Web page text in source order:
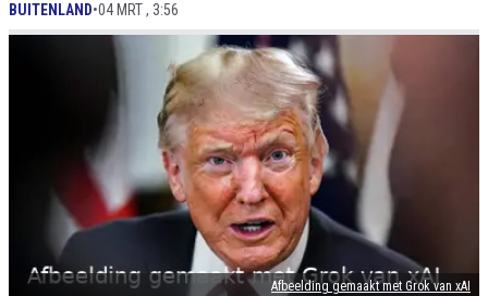
Afbeelding gemaakt met Grok van xAI
BUITENLAND•04 MRT , 3:56